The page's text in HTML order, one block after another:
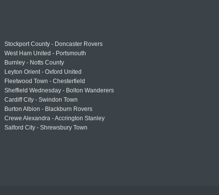
Stockport County - Doncaster Rovers
West Ham United - Portsmouth
Burnley - Notts County
Leyton Orient - Oxford United
Fleetwood Town - Chesterfield
Sheffield Wednesday - Bolton Wanderers
Cardiff City - Swindon Town
Burton Albion - Blackburn Rovers
Crewe Alexandra - Accrington Stanley
Salford City - Shrewsbury Town